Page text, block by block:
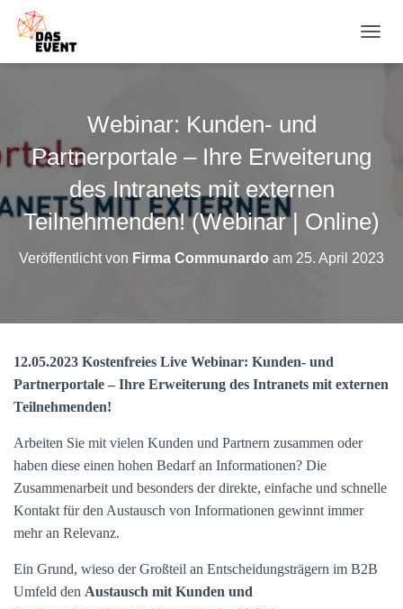
A
I
U
M
S
Webinar: Kunden- und
Partnerportale – Ihre Erweiterung
des Intranets mit externen
Teilnehmenden! (Webinar | Online)
Veröffentlicht von Firma Communardo am 25. April 2023
12.05.2023 Kostenfreies Live Webinar: Kunden- und
Partnerportale – Ihre Erweiterung des Intranets mit externen
Teilnehmenden!
Arbeiten Sie mit vielen Kunden und Partnern zusammen oder
haben diese einen hohen Bedarf an Informationen? Die
Zusammenarbeit und besonders der direkte, einfache und schnelle
Kontakt für den Austausch von Informationen gewinnt immer
mehr an Relevanz.
Ein Grund, wieso der Großteil an Entscheidungsträgern im B2B
Umfeld den Austausch mit Kunden und